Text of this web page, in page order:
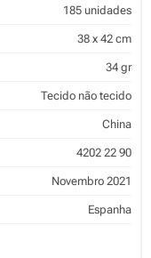
185 unidades
38 x 42 cm
34 gr
Tecido não tecido
China
4202 22 90
Novembro 2021
Espanha